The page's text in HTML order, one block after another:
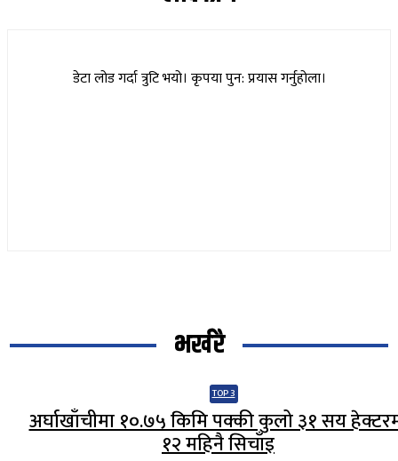
डेटा लोड गर्दा त्रुटि भयो। कृपया पुन: प्रयास गर्नुहोला।
भर्खरै
TOP 3
अर्घाखाँचीमा १०.७५ किमि पक्की कुलो ३१ सय
१२ महिनै सिचाँइ